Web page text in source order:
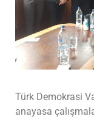
Türk Demokrasi
anayasa